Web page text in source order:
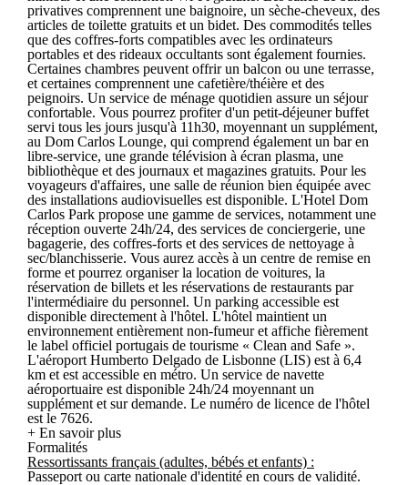
privatives comprennent une baignoire, un sèche-cheveux, des
articles de toilette gratuits et un bidet. Des commodités telles
que des coffres-forts compatibles avec les ordinateurs
portables et des rideaux occultants sont également fournies.
Certaines chambres peuvent offrir un balcon ou une terrasse,
et certaines comprennent une cafetière/théière et des
peignoirs. Un service de ménage quotidien assure un séjour
confortable. Vous pourrez profiter d'un petit-déjeuner buffet
servi tous les jours jusqu'à 11h30, moyennant un supplément,
au Dom Carlos Lounge, qui comprend également un bar en
libre-service, une grande télévision à écran plasma, une
bibliothèque et des journaux et magazines gratuits. Pour les
voyageurs d'affaires, une salle de réunion bien équipée avec
des installations audiovisuelles est disponible. L'Hotel Dom
Carlos Park propose une gamme de services, notamment une
réception ouverte 24h/24, des services de conciergerie, une
bagagerie, des coffres-forts et des services de nettoyage à
sec/blanchisserie. Vous aurez accès à un centre de remise en
forme et pourrez organiser la location de voitures, la
réservation de billets et les réservations de restaurants par
l'intermédiaire du personnel. Un parking accessible est
disponible directement à l'hôtel. L'hôtel maintient un
environnement entièrement non-fumeur et affiche fièrement
le label officiel portugais de tourisme « Clean and Safe ».
L'aéroport Humberto Delgado de Lisbonne (LIS) est à 6,4
km et est accessible en métro. Un service de navette
aéroportuaire est disponible 24h/24 moyennant un
supplément et sur demande. Le numéro de licence de l'hôtel
est le 7626.
+ En savoir plus
Formalités
Ressortissants français (adultes, bébés et enfants) :
Passeport ou carte nationale d'identité en cours de validité.